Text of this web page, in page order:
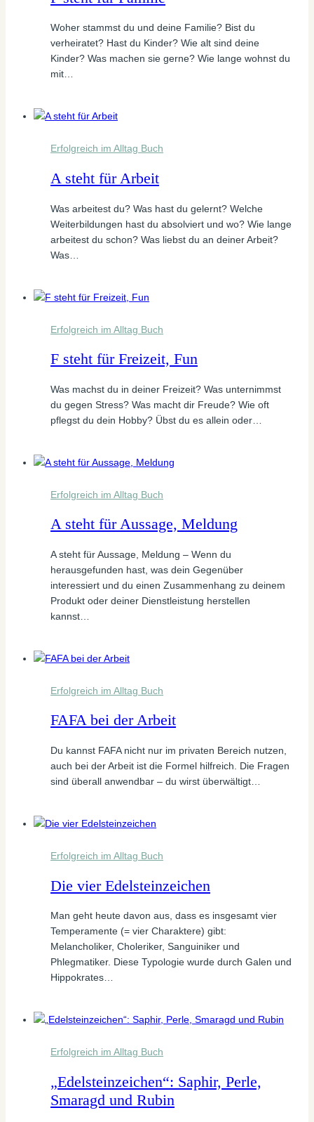
Woher stammst du und deine Familie? Bist du
verheiratet? Hast du Kinder? Wie alt sind deine
Kinder? Was machen sie gerne? Wie lange wohnst du
mit…
Erfolgreich im Alltag Buch
A steht für Arbeit
Was arbeitest du? Was hast du gelernt? Welche
Weiterbildungen hast du absolviert und wo? Wie lange
arbeitest du schon? Was liebst du an deiner Arbeit?
Was…
Erfolgreich im Alltag Buch
F steht für Freizeit, Fun
Was machst du in deiner Freizeit? Was unternimmst
du gegen Stress? Was macht dir Freude? Wie oft
pflegst du dein Hobby? Übst du es allein oder…
Erfolgreich im Alltag Buch
A steht für Aussage, Meldung
A steht für Aussage, Meldung – Wenn du
herausgefunden hast, was dein Gegenüber
interessiert und du einen Zusammenhang zu deinem
Produkt oder deiner Dienstleistung herstellen
kannst…
Erfolgreich im Alltag Buch
FAFA bei der Arbeit
Du kannst FAFA nicht nur im privaten Bereich nutzen,
auch bei der Arbeit ist die Formel hilfreich. Die Fragen
sind überall anwendbar – du wirst überwältigt…
Erfolgreich im Alltag Buch
Die vier Edelsteinzeichen
Man geht heute davon aus, dass es insgesamt vier
Temperamente (= vier Charaktere) gibt:
Melancholiker, Choleriker, Sanguiniker und
Phlegmatiker. Diese Typologie wurde durch Galen und
Hippokrates…
Erfolgreich im Alltag Buch
„Edelsteinzeichen“: Saphir, Perle,
Smaragd und Rubin